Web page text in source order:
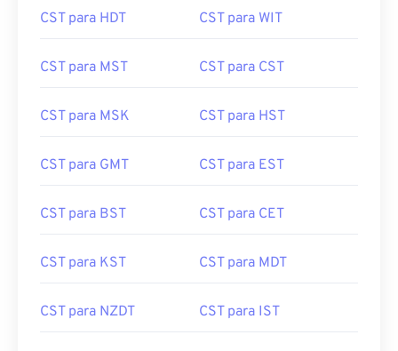
CST para HDT CST para WIT
CST para MST CST para CST
CST para MSK CST para HST
CST para GMT CST para EST
CST para BST CST para CET
CST para KST CST para MDT
CST para NZDT CST para IST